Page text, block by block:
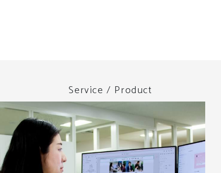
Service / Product